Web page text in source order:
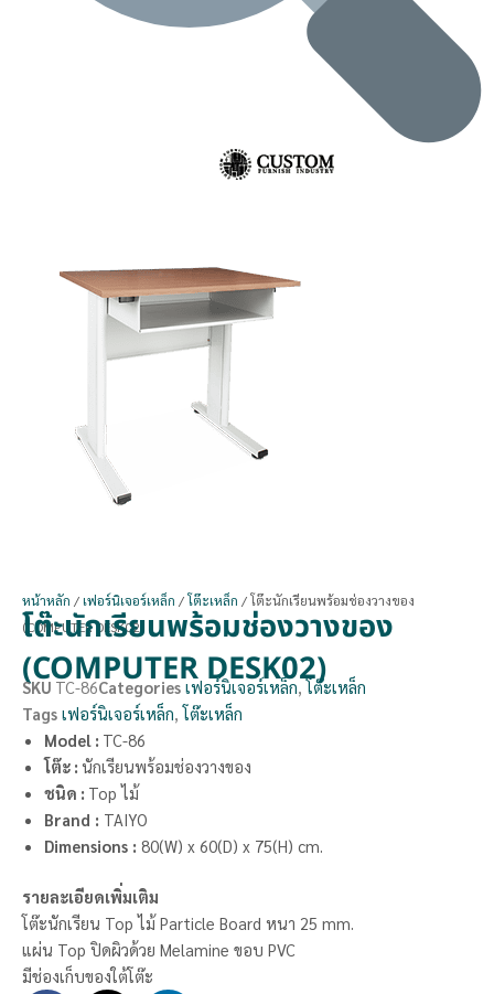
หน้าหลัก /เฟอร์นิเจอร์เหล็ก /โต๊ะเหล็ก / โต๊ะนักเรียนพร้อมช่องวางของ
(COMPUTER DESK02)
โต๊ะนักเรียนพร้อมช่องวางของ
(COMPUTER DESK02)
SKU TC-86Categories เฟอร์นิเจอร์เหล็ก,โต๊ะเหล็ก
Tags เฟอร์นิเจอร์เหล็ก,โต๊ะเหล็ก
Model : TC-86
โต๊ะ : นักเรียนพร้อมช่องวางของ
ชนิด : Top ไม้
Brand : TAIYO
Dimensions : 80(W) x 60(D) x 75(H) cm.
รายละเอียดเพิ่มเติม
โต๊ะนักเรียน Top ไม้ Particle Board หนา 25 mm.
แผ่น Top ปิดผิวด้วย Melamine ขอบ PVC
มีช่องเก็บของใต้โต๊ะ